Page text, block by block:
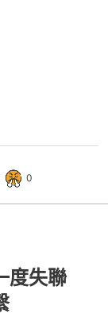
0
度失聯